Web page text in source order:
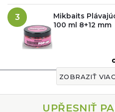
3
Mikbaits
100 ml 8+12 mm
ZOBRAZIŤ
UPŘESNIŤ